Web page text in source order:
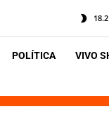
18.2
POLÍTICA VIVO